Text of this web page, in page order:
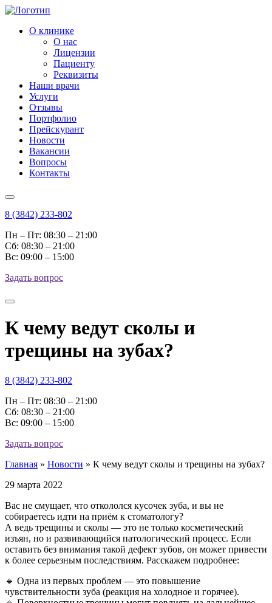
О клинике
О нас
Лицензии
Пациенту
Реквизиты
Наши врачи
Услуги
Отзывы
Портфолио
Прейскурант
Новости
Вакансии
Вопросы
Контакты
8 (3842) 233-802
Пн – Пт: 08:30 – 21:00
Cб: 08:30 – 21:00
Вс: 09:00 – 15:00
Задать вопрос
К чему ведут сколы и
трещины на зубах?
8 (3842) 233-802
Пн – Пт: 08:30 – 21:00
Cб: 08:30 – 21:00
Вс: 09:00 – 15:00
Задать вопрос
Главная » Новости » К чему ведут сколы и трещины на зубах?
29 марта 2022
Вас не смущает, что откололся кусочек зуба, и вы не
собираетесь идти на приём к стоматологу?
А ведь трещины и сколы — это не только косметический
изъян, но и развивающийся патологический процесс. Если
оставить без внимания такой дефект зубов, он может привести
к более серьезным последствиям. Расскажем подробнее:
🔹 Одна из первых проблем — это повышение
чувствительности зуба (реакция на холодное и горячее).